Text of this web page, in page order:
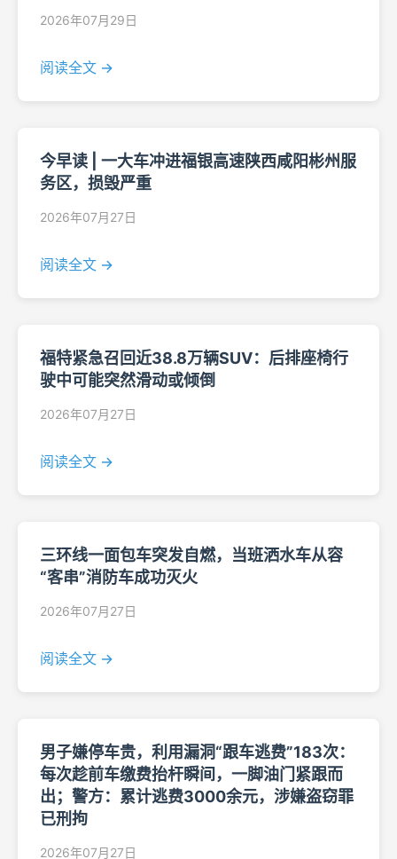
2026年07月29日
阅读全文 →
今早读 | 一大车冲进福银高速陕西咸阳彬州服
务区，损毁严重
2026年07月27日
阅读全文 →
福特紧急召回近38.8万辆SUV：后排座椅行
驶中可能突然滑动或倾倒
2026年07月27日
阅读全文 →
三环线一面包车突发自燃，当班洒水车从容
“客串”消防车成功灭火
2026年07月27日
阅读全文 →
男子嫌停车贵，利用漏洞“跟车逃费”183次：
每次趁前车缴费抬杆瞬间，一脚油门紧跟而
出；警方：累计逃费3000余元，涉嫌盗窃罪
已刑拘
2026年07月27日